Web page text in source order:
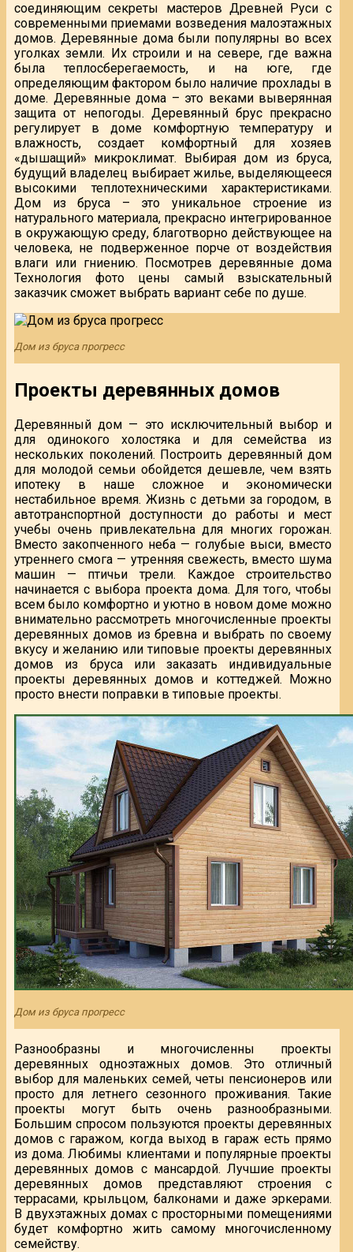
соединяющим секреты мастеров Древней Руси с
современными приемами возведения малоэтажных
домов. Деревянные дома были популярны во всех
уголках земли. Их строили и на севере, где важна
была теплосберегаемость, и на юге, где
определяющим фактором было наличие прохлады в
доме. Деревянные дома – это веками выверянная
защита от непогоды. Деревянный брус прекрасно
регулирует в доме комфортную температуру и
влажность, создает комфортный для хозяев
«дышащий» микроклимат. Выбирая дом из бруса,
будущий владелец выбирает жилье, выделяющееся
высокими теплотехническими характеристиками.
Дом из бруса – это уникальное строение из
натурального материала, прекрасно интегрированное
в окружающую среду, благотворно действующее на
человека, не подверженное порче от воздействия
влаги или гниению. Посмотрев деревянные дома
Технология фото цены самый взыскательный
заказчик сможет выбрать вариант себе по душе.
Дом из бруса прогресс
Проекты деревянных домов
Деревянный дом — это исключительный выбор и
для одинокого холостяка и для семейства из
нескольких поколений. Построить деревянный дом
для молодой семьи обойдется дешевле, чем взять
ипотеку в наше сложное и экономически
нестабильное время. Жизнь с детьми за городом, в
автотранспортной доступности до работы и мест
учебы очень привлекательна для многих горожан.
Вместо закопченного неба — голубые выси, вместо
утреннего смога — утренняя свежесть, вместо шума
машин — птичьи трели. Каждое строительство
начинается с выбора проекта дома. Для того, чтобы
всем было комфортно и уютно в новом доме можно
внимательно рассмотреть многочисленные проекты
деревянных домов из бревна и выбрать по своему
вкусу и желанию или типовые проекты деревянных
домов из бруса или заказать индивидуальные
проекты деревянных домов и коттеджей. Можно
просто внести поправки в типовые проекты.
Дом из бруса прогресс
Разнообразны и многочисленны проекты
деревянных одноэтажных домов. Это отличный
выбор для маленьких семей, четы пенсионеров или
просто для летнего сезонного проживания. Такие
проекты могут быть очень разнообразными.
Большим спросом пользуются проекты деревянных
домов с гаражом, когда выход в гараж есть прямо
из дома. Любимы клиентами и популярные проекты
деревянных домов с мансардой. Лучшие проекты
деревянных домов представляют строения с
террасами, крыльцом, балконами и даже эркерами.
В двухэтажных домах с просторными помещениями
будет комфортно жить самому многочисленному
семейству.